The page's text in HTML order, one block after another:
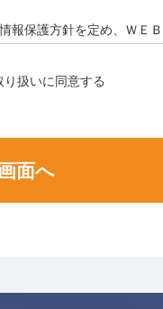
報保護方針を定め、ＷＥ
の同意に基づき情報を入
お問い合わせへの回答、
扱いに同意する